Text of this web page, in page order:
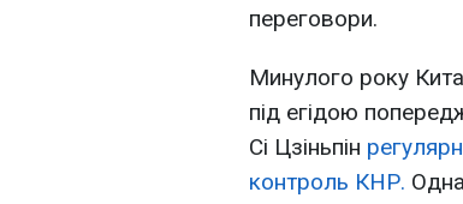
переговори.
Минулого року
під егідою
Сі Цзіньпін
контроль КНР.